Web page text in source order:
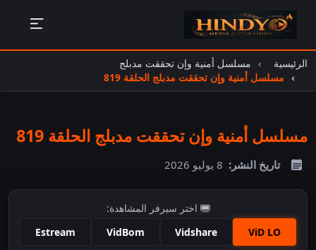
الرئيسية
مسلسل أمنية وإن تحققت مدبلج
مسلسل أمنية وإن تحققت مدبلج الحلقة 819
مسلسل أمنية وإن تحققت مدبلج الحلقة 819
تاريخ النشر: 8 يوليو 2026
اختر سيرفر المشاهدة:
ViD LO
Vidshare
VidBom
Estream